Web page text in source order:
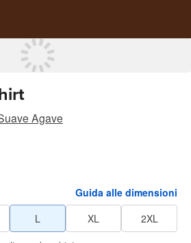
Agave
Guida alle dimensioni
L XL
2XL